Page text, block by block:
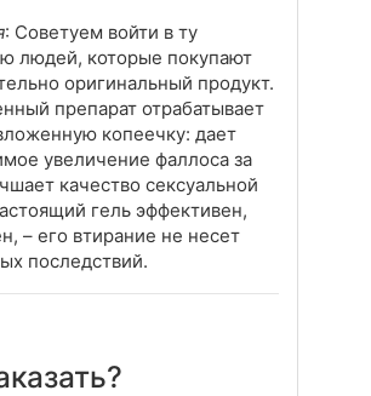
: Советуем войти в ту
людей, которые покупают
оригинальный продукт.
препарат отрабатывает
копеечку: дает
увеличение фаллоса за
качество сексуальной
гель эффективен,
– его втирание не несет
последствий.